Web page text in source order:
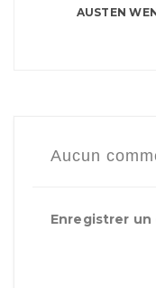
AUSTEN
Aucun
Enregistrer